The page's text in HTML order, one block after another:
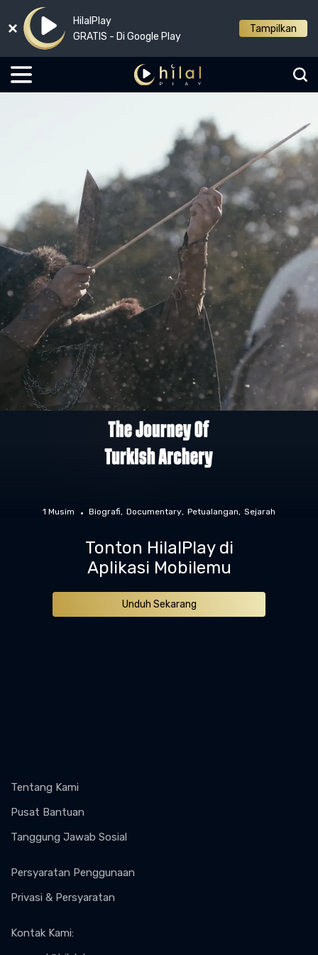
HilalPlay
GRATIS - Di Google Play
Tampilkan
1 Musim Biografi Documentary Petualangan Sejarah
Tonton HilalPlay di
Aplikasi Mobilemu
Unduh Sekarang
Tentang Kami
Pusat Bantuan
Tanggung Jawab Sosial
Persyaratan Penggunaan
Privasi & Persyaratan
Kontak Kami: